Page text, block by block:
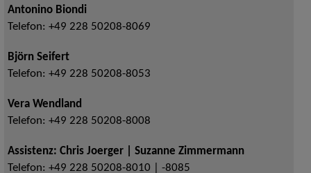
Antonino Biondi
Telefon: +49 228 50208-8069
Björn Seifert
Telefon: +49 228 50208-8053
Vera Wendland
Telefon: +49 228 50208-8008
Assistenz: Chris Joerger | Suzanne Zimmermann
Telefon: +49 228 50208-8010 | -8085